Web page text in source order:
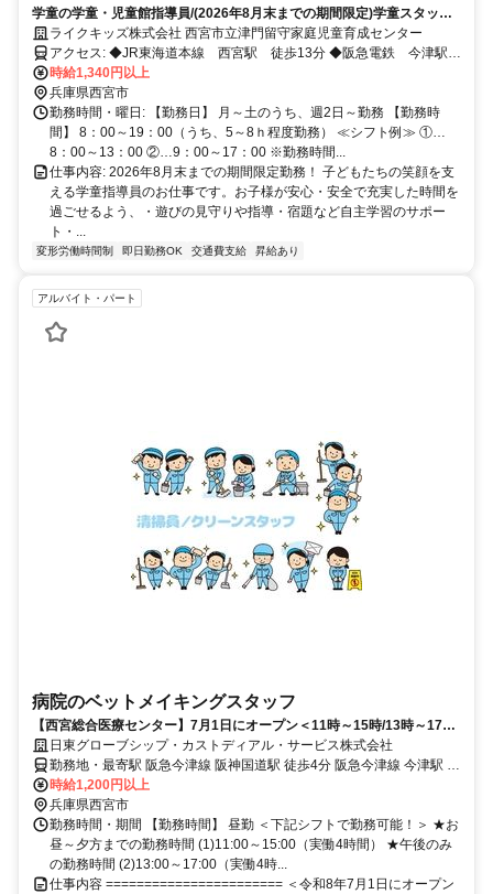
学童の学童・児童館指導員/(2026年8月末までの期間限定)学童スタッフ
大募集!1日4h～OK！シフト制だからプライベートも充実!
ライクキッズ株式会社 西宮市立津門留守家庭児童育成センター
アクセス: ◆JR東海道本線 西宮駅 徒歩13分 ◆阪急電鉄 今津駅
徒歩10分
時給1,340円以上
兵庫県西宮市
勤務時間・曜日: 【勤務日】 月～土のうち、週2日～勤務 【勤務時
間】 8：00～19：00（うち、5～8ｈ程度勤務） ≪シフト例≫ ①…
8：00～13：00 ②…9：00～17：00 ※勤務時間...
仕事内容: 2026年8月末までの期間限定勤務！ 子どもたちの笑顔を支
える学童指導員のお仕事です。お子様が安心・安全で充実した時間を
過ごせるよう、・遊びの見守りや指導・宿題など自主学習のサポー
ト・...
変形労働時間制 即日勤務OK 交通費支給 昇給あり
アルバイト・パート
病院のベットメイキングスタッフ
【西宮総合医療センター】7月1日にオープン＜11時～15時/13時～17時
＞週1日～OK！未経験歓迎！
日東グローブシップ・カストディアル・サービス株式会社
勤務地・最寄駅 阪急今津線 阪神国道駅 徒歩4分 阪急今津線 今津駅 徒
歩15分 阪急神戸本線 西宮北口駅 徒歩19分 車で7分 ★マイカー通勤
OK (無料駐車場あり)
時給1,200円以上
兵庫県西宮市
勤務時間・期間 【勤務時間】 昼勤 ＜下記シフトで勤務可能！＞ ★お
昼～夕方までの勤務時間 (1)11:00～15:00（実働4時間） ★午後のみ
の勤務時間 (2)13:00～17:00（実働4時...
仕事内容 ======================= ＜令和8年7月1日にオープン